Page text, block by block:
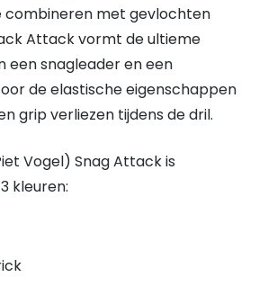
combineren met gevlochten
Attack vormt de ultieme
een snagleader en een
de elastische eigenschappen
grip verliezen tijdens de dril.
Vogel) Snag Attack is
kleuren: